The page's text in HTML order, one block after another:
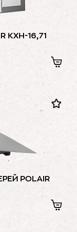
КХН-16,71
POLAIR